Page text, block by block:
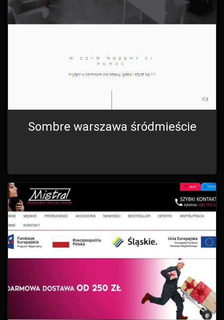
Sombre warszawa śródmieście